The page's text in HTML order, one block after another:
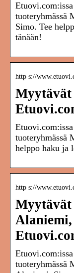
tuoteryhmässä
Simo. Tee
tänään!
http s://
Myytävät
tuoteryhmässä
helppo haku ja
http s://
Myytävät
tuoteryhmässä